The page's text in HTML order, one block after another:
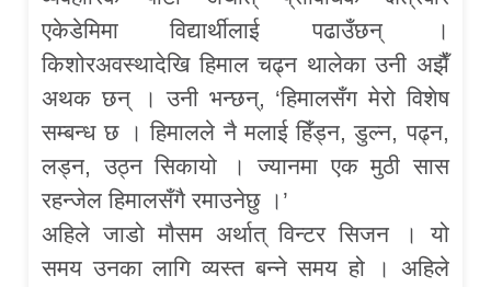
एकेडेमिमा विद्यार्थीलाई पढाउँछन् ।
किशोरअवस्थादेखि हिमाल चढ्न थालेका उनी अझैँ
अथक छन् । उनी भन्छन्, ‘हिमालसँग मेरो विशेष
सम्बन्ध छ । हिमालले नै मलाई हिँड्न, डुल्न, पढ्न,
लड्न, उठ्न सिकायो । ज्यानमा एक मुठी सास
रहन्जेल हिमालसँगै रमाउनेछु ।’
अहिले जाडो मौसम अर्थात् विन्टर सिजन । यो
समय उनका लागि व्यस्त बन्ने समय हो । अहिले